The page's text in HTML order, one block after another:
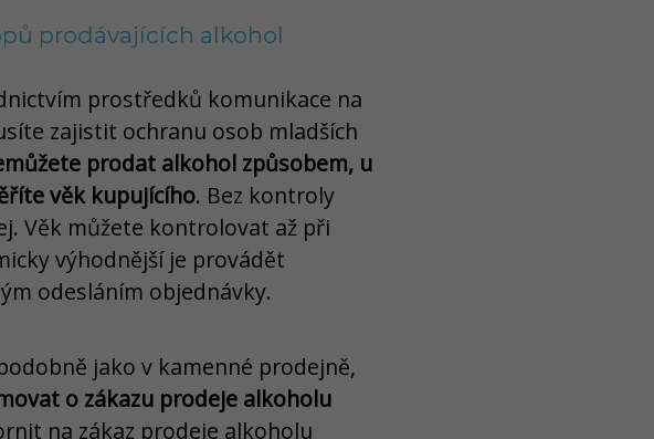
prodávajících alkohol
prostředků komunikace na
zajistit ochranu osob mladších
prodat alkohol způsobem, u
věk kupujícího. Bez kontroly
Věk můžete kontrolovat až při
výhodnější je provádět
odesláním objednávky.
jako v kamenné prodejně,
o zákazu prodeje alkoholu
na zákaz prodeje alkoholu